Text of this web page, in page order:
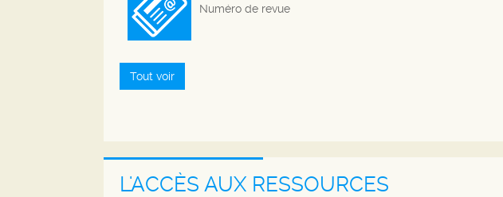
Numéro de revue
Tout voir
L'ACCÈS AUX RESSOURCES